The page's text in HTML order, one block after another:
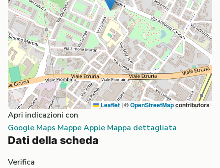
Leaflet |©OpenStreetMapcontributors
Apri indicazioni con
Google Maps Mappe Apple Mappa dettagliata
Dati della scheda
Verifica